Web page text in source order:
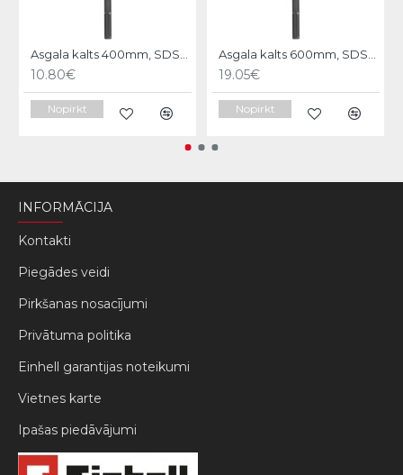
Asgala kalts 400mm, SDS-MAX KWB
10.80€
Nopirkt
Asgala kalts 600mm, SDS-MAX KWB
19.05€
Nopirkt
INFORMĀCIJA
Kontakti
Piegādes veidi
Pirkšanas nosacījumi
Privātuma politika
Einhell garantijas noteikumi
Vietnes karte
Ipašas piedāvājumi